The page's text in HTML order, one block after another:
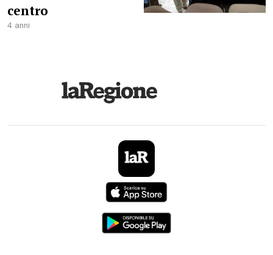
centro
4 anni